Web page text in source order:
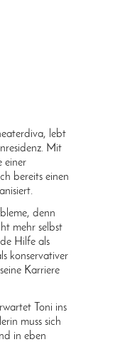
lebt
Mit
einer
bereits einen
denn
mehr selbst
Hilfe als
konservativer
Karriere
Toni ins
muss sich
in eben